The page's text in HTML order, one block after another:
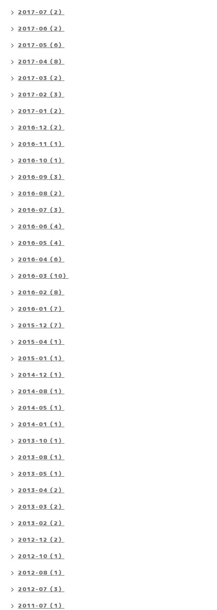
2017-07（2）
2017-06（2）
2017-05（6）
2017-04（8）
2017-03（2）
2017-02（3）
2017-01（2）
2016-12（2）
2016-11（1）
2016-10（1）
2016-09（3）
2016-08（2）
2016-07（3）
2016-06（4）
2016-05（4）
2016-04（6）
2016-03（10）
2016-02（8）
2016-01（7）
2015-12（7）
2015-04（1）
2015-01（1）
2014-12（1）
2014-08（1）
2014-05（1）
2014-01（1）
2013-10（1）
2013-08（1）
2013-05（1）
2013-04（2）
2013-03（2）
2013-02（2）
2012-12（2）
2012-10（1）
2012-08（1）
2012-07（3）
2011-07（1）